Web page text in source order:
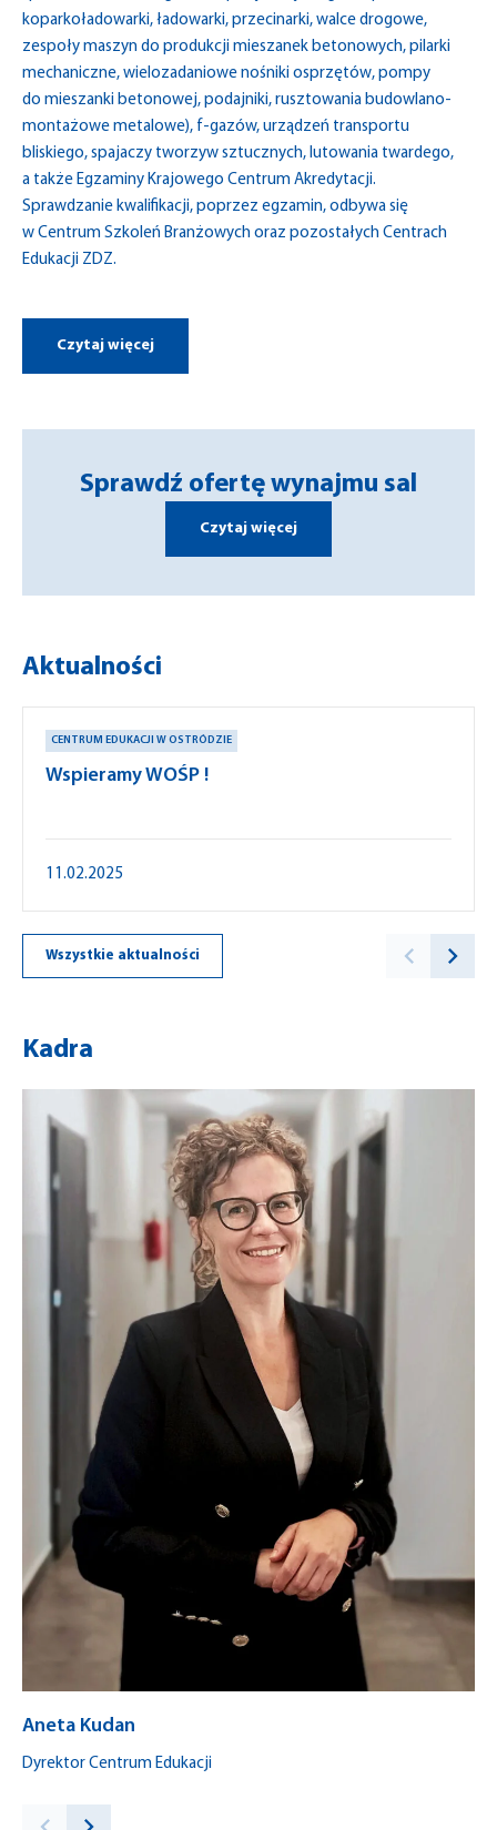
koparkoładowarki, ładowarki, przecinarki, walce drogowe,
zespoły maszyn do produkcji mieszanek betonowych, pilarki
mechaniczne, wielozadaniowe nośniki osprzętów, pompy
do mieszanki betonowej, podajniki, rusztowania budowlano-
montażowe metalowe), f-gazów, urządzeń transportu
bliskiego, spajaczy tworzyw sztucznych, lutowania twardego,
a także Egzaminy Krajowego Centrum Akredytacji.
Sprawdzanie kwalifikacji, poprzez egzamin, odbywa się
w Centrum Szkoleń Branżowych oraz pozostałych Centrach
Edukacji ZDZ.
Czytaj więcej
Sprawdź ofertę wynajmu sal
Czytaj więcej
Aktualności
CENTRUM EDUKACJI W OSTRÓDZIE
Wspieramy WOŚP !
11.02.2025
Wszystkie aktualności
Kadra
Aneta Kudan
Dyrektor Centrum Edukacji